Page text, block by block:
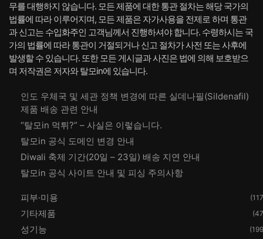
무를 대행하지 않습니다. 모든 제품에 대한 통관 절차는 해당 국가의
법률에 따라 이루어지며, 모든 제품은 자가사용을 전제로 하며 통관
과 신고는 수입화주인 고객님께서 진행하셔야 합니다. 수령하시는 국
가의 법률에 따라 통관이 거절되거나 신고 절차가 사전 또는 사후에
발생할 수 있습니다. 또한 모든 게시글과 사진은 법에 의해 보호받으
며 저작권은 저자와 탈모in에 있습니다.
인도 우체국 및 세관 정책 변경에 따른 실데나필(Sildenafil)
제품 배송 관련 안내
“탈모in 먹튀?” – 사실은 이렇습니다.
탈모in 공식 도메인 변경 안내
Diwali 축제 기간(20일 – 23일) 배송 지연 안내
탈모in 공식 사이트 안내 및 피싱 주의사항
피부·미용
기타제품
성기능